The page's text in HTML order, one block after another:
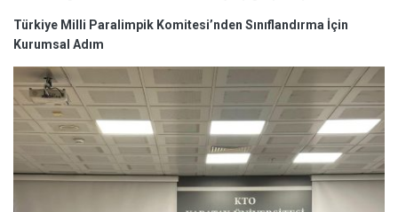
Türkiye Milli Paralimpik Komitesi’nden Sınıflandırma İçin
Kurumsal Adım